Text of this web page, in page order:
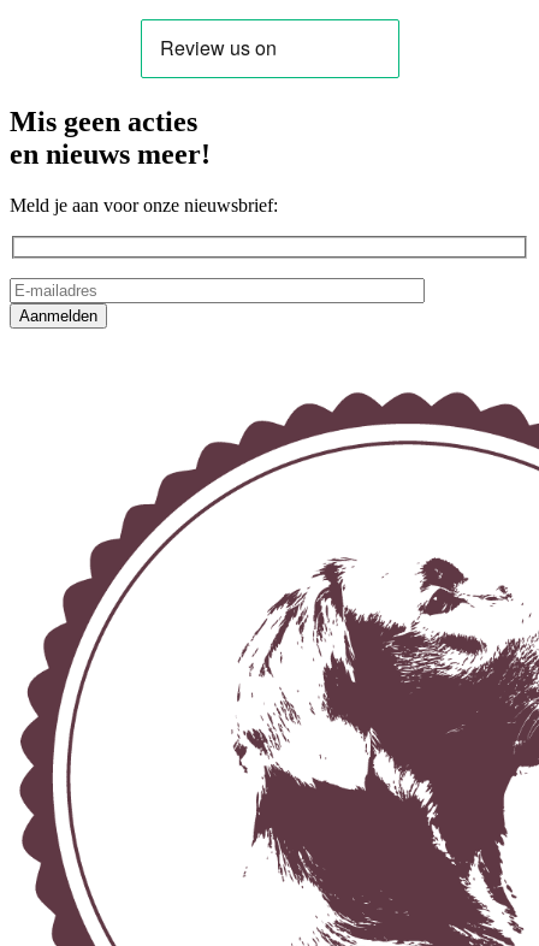
Mis geen acties
en nieuws meer!
Meld je aan voor onze nieuwsbrief: